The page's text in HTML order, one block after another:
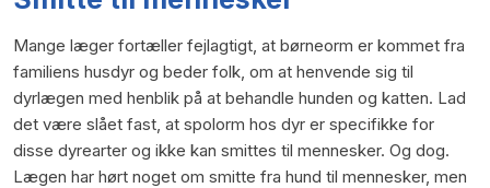
Mange læger fortæller fejlagtigt, at børneorm er kommet fra
familiens husdyr og beder folk, om at henvende sig til
dyrlægen med henblik på at behandle hunden og katten. Lad
det være slået fast, at spolorm hos dyr er specifikke for
disse dyrearter og ikke kan smittes til mennesker. Og dog.
Lægen har hørt noget om smitte fra hund til mennesker, men